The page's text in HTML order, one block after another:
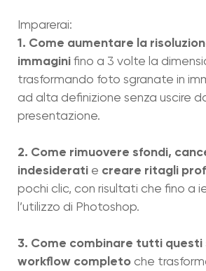
Imparerai:
1. Come aumentare la
immagini fino a 3 volte la
trasformando foto sgranate in
ad alta definizione senza uscire
presentazione.
2. Come rimuovere sfondi,
indesiderati e creare ritagli
pochi clic, con risultati che fino a
l’utilizzo di Photoshop.
3. Come combinare tutti questi
workflow completo che